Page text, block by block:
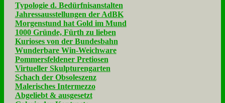
Typologie d. Bedürfnisanstalten
Jahressausstellungen der AdBK
Morgenstund hat Gold im Mund
1000 Gründe, Fürth zu lieben
Kurioses von der Bundesbahn
Wunderbare Win-Weichware
Pommersfeldener Pretiosen
Virtueller Skulpturengarten
Schach der Obsoleszenz
Malerisches Intermezzo
Abgeliebt & ausgesetzt